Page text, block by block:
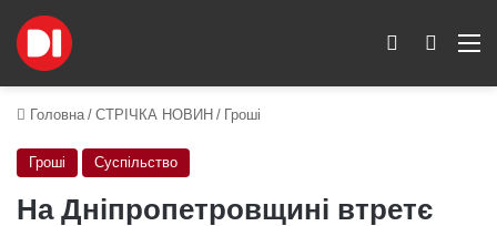
Пошук
Switch skin
Головна / СТРІЧКА НОВИН / Гроші
Гроші Суспільство
На Дніпропетровщині втретє